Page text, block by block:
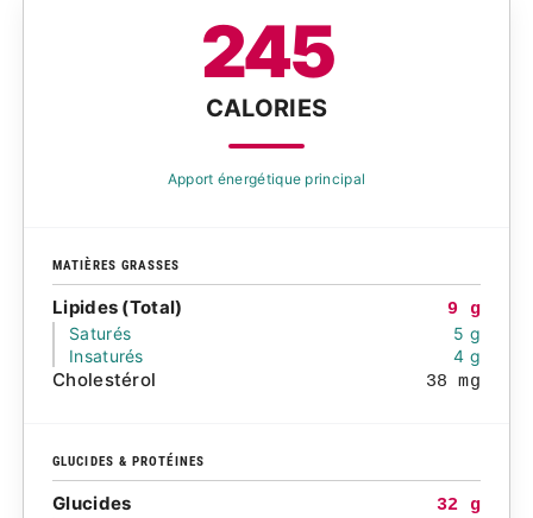
245
CALORIES
Apport énergétique principal
MATIÈRES GRASSES
Lipides (Total)
9 g
Saturés
5 g
Insaturés
4 g
Cholestérol 38 mg
GLUCIDES & PROTÉINES
Glucides
32 g